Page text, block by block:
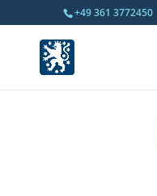
+49 361 3772450